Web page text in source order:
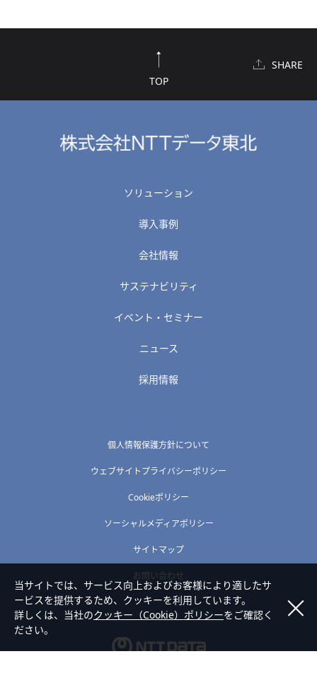
TOP
SHARE
ソリューション
導入事例
会社情報
サステナビリティ
イベント・セミナー
ニュース
採用情報
個人情報保護方針について
ウェブサイトプライバシーポリシー
Cookieポリシー
ソーシャルメディアポリシー
サイトマップ
お問い合わせ
当サイトでは、サービス向上およびお客様により適したサ
ービスを提供するため、クッキーを利用しています。
詳しくは、当社のクッキー（Cookie）ポリシーをご確認く
ださい。